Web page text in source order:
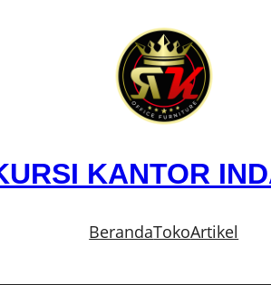
KANTOR
BerandaTokoArtikel